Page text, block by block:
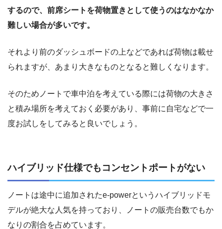
するので、前席シートを荷物置きとして使うのはなかなか
難しい場合が多いです。
それより前のダッシュボードの上などであれば荷物は載せ
られますが、あまり大きなものとなると難しくなります。
そのためノートで車中泊を考えている際には荷物の大きさ
と積み場所を考えておく必要があり、事前に自宅などで一
度お試しをしてみると良いでしょう。
ハイブリッド仕様でもコンセントポートがない
ノートは途中に追加されたe-powerというハイブリッドモ
デルが絶大な人気を持っており、ノートの販売台数でもか
なりの割合を占めています。